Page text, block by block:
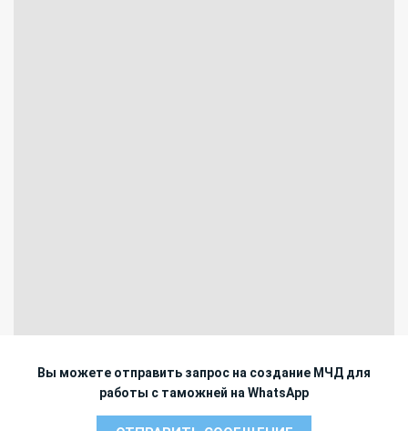
Вы можете отправить запрос на создание МЧД для
работы с таможней на WhatsApp